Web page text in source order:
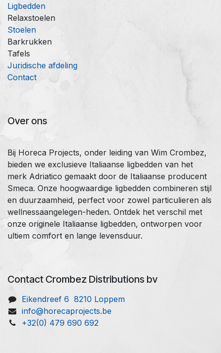
Ligbedden
Relaxstoelen
Stoelen
Barkrukken
Tafels
Juridische afdeling
Contact
Over ons
Bij Horeca Projects, onder leiding van Wim Crombez,
bieden we exclusieve Italiaanse ligbedden van het
merk Adriatico gemaakt door de Italiaanse producent
Smeca. Onze hoogwaardige ligbedden combineren stijl
en duurzaamheid, perfect voor zowel particulieren als
wellnessaangelegen-heden. Ontdek het verschil met
onze originele Italiaanse ligbedden, ontworpen voor
ultiem comfort en lange levensduur.
Contact Crombez Distributions bv
Eikendreef 6 8210 Loppem
info@horecaprojects.be
+32(0) 479 690 692